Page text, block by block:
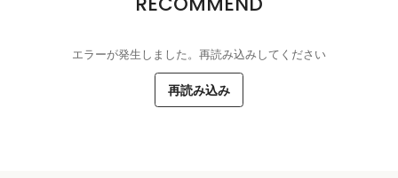
エラーが発生しました。再読み込みしてください
再読み込み